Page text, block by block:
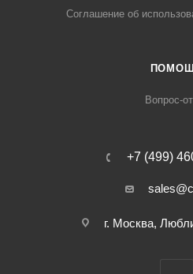
Cоглашение об
Вопрос-
+7 (499)
г. Москва,